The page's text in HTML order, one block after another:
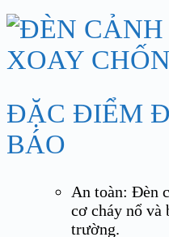
ĐẶC ĐIỂM
BÁO
An toàn: Đèn
cơ cháy nổ và
trường.